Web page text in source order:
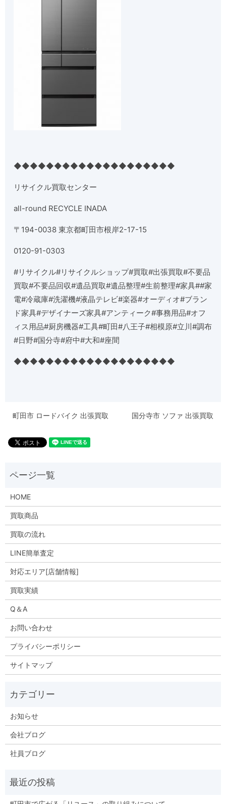
◆◆◆◆◆◆◆◆◆◆◆◆◆◆◆◆◆◆◆◆
リサイクル買取センター
all-round RECYCLE INADA
〒 194-0038東京都町田市根岸2-17-15
0120-91-0303
#リサイクル#リサイクルショップ#買取#出張買取#不要品
買取#不要品回収#遺品買取#遺品整理#生前整理#家具##家
電#冷蔵庫#洗濯機#液晶テレビ#楽器#オーディオ#ブラン
ド家具#デザイナーズ家具#アンティーク#事務用品#オフ
ィス用品#厨房機器#工具#町田#八王子#相模原#立川#調布
#日野#国分寺#府中#大和#座間
◆◆◆◆◆◆◆◆◆◆◆◆◆◆◆◆◆◆◆◆
町田市 ロードバイク 出張買取 国分寺市 ソファ 出張買取
HOME
買取商品
買取の流れ
LINE簡単査定
対応エリア[店舗情報]
買取実績
Q＆A
お問い合わせ
プライバシーポリシー
サイトマップ
お知らせ
会社ブログ
社員ブログ